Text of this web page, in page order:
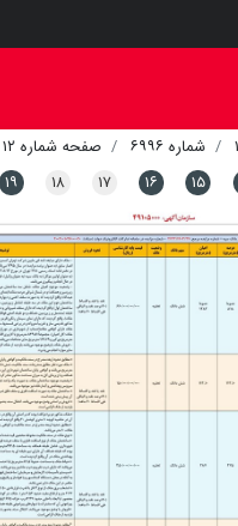
شماره ۶۹۹۶
صفحه شماره ۱۲
۱۵ ۱۶ ۱۷ ۱۸ ۱۹